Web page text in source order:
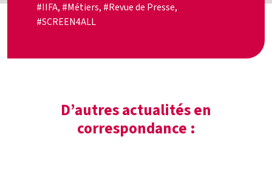
#IIFA, #Métiers, #Revue de Presse,
#SCREEN4ALL
D’autres actualités en
correspondance :